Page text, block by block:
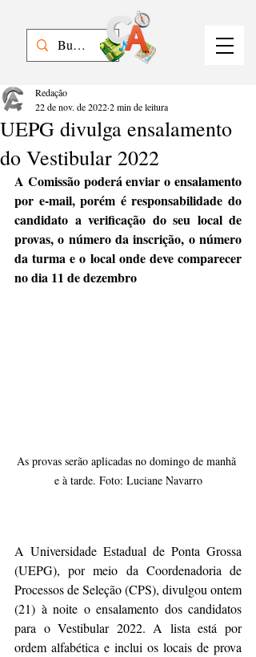
UEPG divulga ensalamento
do Vestibular 2022
Redação
22 de nov. de 20222 min de leitura
A Comissão poderá enviar o ensalamento
por e-mail, porém é responsabilidade do
candidato a verificação do seu local de
provas, o número da inscrição, o número
da turma e o local onde deve comparecer
no dia 11 de dezembro
As provas serão aplicadas no domingo de manhã
e à tarde. Foto: Luciane Navarro
A Universidade Estadual de Ponta Grossa
(UEPG), por meio da Coordenadoria de
Processos de Seleção (CPS), divulgou ontem
(21) à noite o ensalamento dos candidatos
para o Vestibular 2022. A lista está por
ordem alfabética e inclui os locais de prova